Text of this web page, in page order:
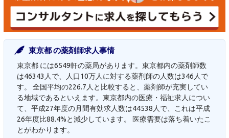
東京都 の薬剤師求人事情
東京都 には6549軒の薬局があります。東京都内の薬剤師数
は46343人で、人口10万人に対する薬剤師の人数は346人で
す。 全国平均の226.7人と比較すると、薬剤師が充実してい
る地域であるといえます。東京都内の医療・福祉求人につい
て、平成27年度の月間有効求人数は44538人で、これは平成
26年度比88.4%と減少しています。 医療需要は落ち着いたこ
とがわかります。